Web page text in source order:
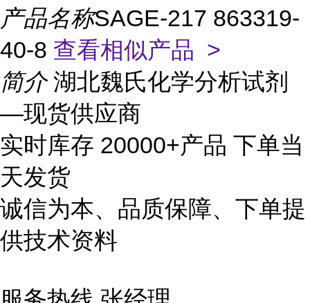
产品名称SAGE-217 863319-
40-8 查看相似产品 >
简介 湖北魏氏化学分析试剂
—现货供应商
实时库存 20000+产品 下单当
天发货
诚信为本、品质保障、下单提
供技术资料